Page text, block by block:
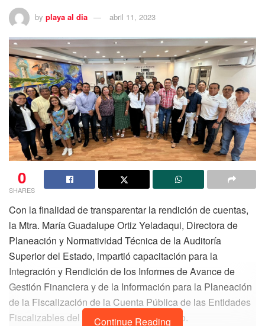
by playa al dia abril 11, 2023
0
SHARES
Con la finalidad de transparentar la rendición de cuentas,
la Mtra. María Guadalupe Ortiz Yeladaqui, Directora de
Planeación y Normatividad Técnica de la Auditoría
Superior del Estado, impartió capacitación para la
Integración y Rendición de los Informes de Avance de
Gestión Financiera y de la Información para la Planeación
de la Fiscalización de la Cuenta Pública de las Entidades
Fiscalizables del Estado de Quintana Roo.
Continue Reading